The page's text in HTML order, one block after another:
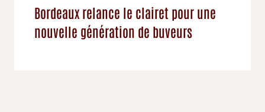
Bordeaux relance le clairet pour une
nouvelle génération de buveurs